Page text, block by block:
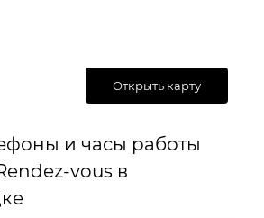
Открыть карту
и часы работы
vous в